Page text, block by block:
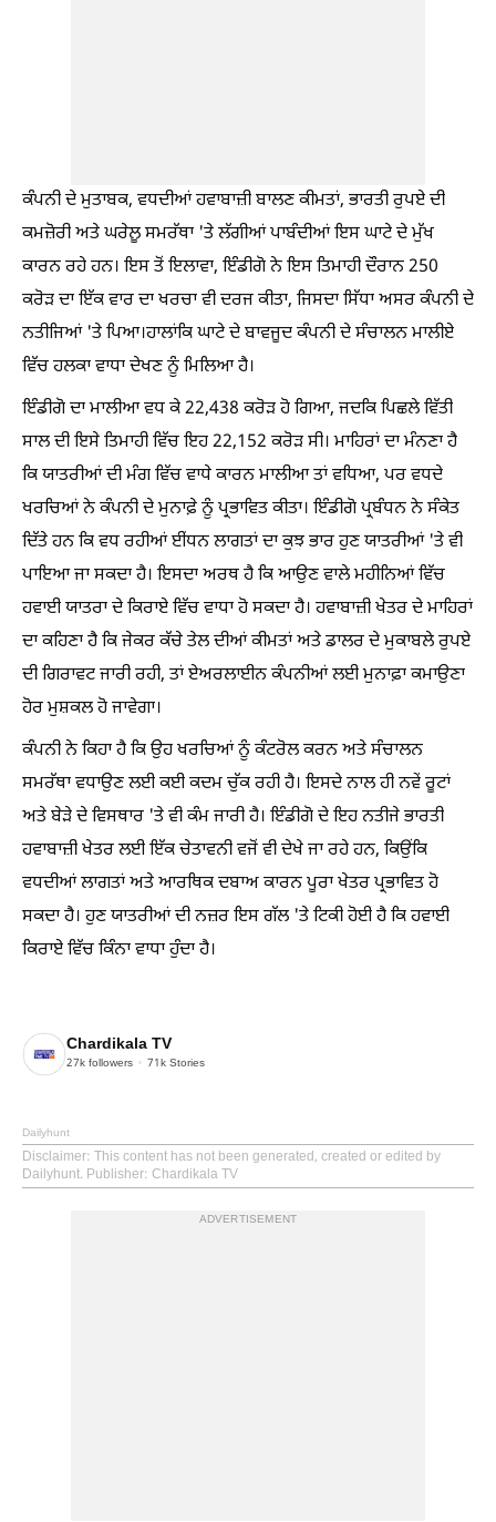
ਕੰਪਨੀ ਦੇ ਮੁਤਾਬਕ, ਵਧਦੀਆਂ ਹਵਾਬਾਜ਼ੀ ਬਾਲਣ ਕੀਮਤਾਂ, ਭਾਰਤੀ ਰੁਪਏ ਦੀ
ਕਮਜ਼ੋਰੀ ਅਤੇ ਘਰੇਲੂ ਸਮਰੱਥਾ 'ਤੇ ਲੱਗੀਆਂ ਪਾਬੰਦੀਆਂ ਇਸ ਘਾਟੇ ਦੇ ਮੁੱਖ
ਕਾਰਨ ਰਹੇ ਹਨ। ਇਸ ਤੋਂ ਇਲਾਵਾ, ਇੰਡੀਗੋ ਨੇ ਇਸ ਤਿਮਾਹੀ ਦੌਰਾਨ 250
ਕਰੋੜ ਦਾ ਇੱਕ ਵਾਰ ਦਾ ਖਰਚਾ ਵੀ ਦਰਜ ਕੀਤਾ, ਜਿਸਦਾ ਸਿੱਧਾ ਅਸਰ ਕੰਪਨੀ ਦੇ
ਨਤੀਜਿਆਂ 'ਤੇ ਪਿਆ।ਹਾਲਾਂਕਿ ਘਾਟੇ ਦੇ ਬਾਵਜੂਦ ਕੰਪਨੀ ਦੇ ਸੰਚਾਲਨ ਮਾਲੀਏ
ਵਿੱਚ ਹਲਕਾ ਵਾਧਾ ਦੇਖਣ ਨੂੰ ਮਿਲਿਆ ਹੈ।
ਇੰਡੀਗੋ ਦਾ ਮਾਲੀਆ ਵਧ ਕੇ 22,438 ਕਰੋੜ ਹੋ ਗਿਆ, ਜਦਕਿ ਪਿਛਲੇ ਵਿੱਤੀ
ਸਾਲ ਦੀ ਇਸੇ ਤਿਮਾਹੀ ਵਿੱਚ ਇਹ 22,152 ਕਰੋੜ ਸੀ। ਮਾਹਿਰਾਂ ਦਾ ਮੰਨਣਾ ਹੈ
ਕਿ ਯਾਤਰੀਆਂ ਦੀ ਮੰਗ ਵਿੱਚ ਵਾਧੇ ਕਾਰਨ ਮਾਲੀਆ ਤਾਂ ਵਧਿਆ, ਪਰ ਵਧਦੇ
ਖਰਚਿਆਂ ਨੇ ਕੰਪਨੀ ਦੇ ਮੁਨਾਫ਼ੇ ਨੂੰ ਪ੍ਰਭਾਵਿਤ ਕੀਤਾ। ਇੰਡੀਗੋ ਪ੍ਰਬੰਧਨ ਨੇ ਸੰਕੇਤ
ਦਿੱਤੇ ਹਨ ਕਿ ਵਧ ਰਹੀਆਂ ਈਂਧਨ ਲਾਗਤਾਂ ਦਾ ਕੁਝ ਭਾਰ ਹੁਣ ਯਾਤਰੀਆਂ 'ਤੇ ਵੀ
ਪਾਇਆ ਜਾ ਸਕਦਾ ਹੈ। ਇਸਦਾ ਅਰਥ ਹੈ ਕਿ ਆਉਣ ਵਾਲੇ ਮਹੀਨਿਆਂ ਵਿੱਚ
ਹਵਾਈ ਯਾਤਰਾ ਦੇ ਕਿਰਾਏ ਵਿੱਚ ਵਾਧਾ ਹੋ ਸਕਦਾ ਹੈ। ਹਵਾਬਾਜ਼ੀ ਖੇਤਰ ਦੇ ਮਾਹਿਰਾਂ
ਦਾ ਕਹਿਣਾ ਹੈ ਕਿ ਜੇਕਰ ਕੱਚੇ ਤੇਲ ਦੀਆਂ ਕੀਮਤਾਂ ਅਤੇ ਡਾਲਰ ਦੇ ਮੁਕਾਬਲੇ ਰੁਪਏ
ਦੀ ਗਿਰਾਵਟ ਜਾਰੀ ਰਹੀ, ਤਾਂ ਏਅਰਲਾਈਨ ਕੰਪਨੀਆਂ ਲਈ ਮੁਨਾਫ਼ਾ ਕਮਾਉਣਾ
ਹੋਰ ਮੁਸ਼ਕਲ ਹੋ ਜਾਵੇਗਾ।
ਕੰਪਨੀ ਨੇ ਕਿਹਾ ਹੈ ਕਿ ਉਹ ਖਰਚਿਆਂ ਨੂੰ ਕੰਟਰੋਲ ਕਰਨ ਅਤੇ ਸੰਚਾਲਨ
ਸਮਰੱਥਾ ਵਧਾਉਣ ਲਈ ਕਈ ਕਦਮ ਚੁੱਕ ਰਹੀ ਹੈ। ਇਸਦੇ ਨਾਲ ਹੀ ਨਵੇਂ ਰੂਟਾਂ
ਅਤੇ ਬੇੜੇ ਦੇ ਵਿਸਥਾਰ 'ਤੇ ਵੀ ਕੰਮ ਜਾਰੀ ਹੈ। ਇੰਡੀਗੋ ਦੇ ਇਹ ਨਤੀਜੇ ਭਾਰਤੀ
ਹਵਾਬਾਜ਼ੀ ਖੇਤਰ ਲਈ ਇੱਕ ਚੇਤਾਵਨੀ ਵਜੋਂ ਵੀ ਦੇਖੇ ਜਾ ਰਹੇ ਹਨ, ਕਿਉਂਕਿ
ਵਧਦੀਆਂ ਲਾਗਤਾਂ ਅਤੇ ਆਰਥਿਕ ਦਬਾਅ ਕਾਰਨ ਪੂਰਾ ਖੇਤਰ ਪ੍ਰਭਾਵਿਤ ਹੋ
ਸਕਦਾ ਹੈ। ਹੁਣ ਯਾਤਰੀਆਂ ਦੀ ਨਜ਼ਰ ਇਸ ਗੱਲ 'ਤੇ ਟਿਕੀ ਹੋਈ ਹੈ ਕਿ ਹਵਾਈ
ਕਿਰਾਏ ਵਿੱਚ ਕਿੰਨਾ ਵਾਧਾ ਹੁੰਦਾ ਹੈ।
Chardikala TV
27k followers 71k Stories
Dailyhunt
Disclaimer: This content has not been generated, created or edited by
Dailyhunt. Publisher: Chardikala TV
ADVERTISEMENT